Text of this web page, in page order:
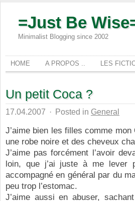
=Just Be
Minimalist Blogging since 2002
HOME A PROPOS .. LES
Un petit Coca ?
17.04.2007 · Posted in General
J’aime bien les filles comme
une robe noire et des cheveux
J’aime pas forcément l’avoir
loin, que j’ai juste à me lever
accompagné en général par du
peu trop l’estomac.
J’aime aussi en abuser,